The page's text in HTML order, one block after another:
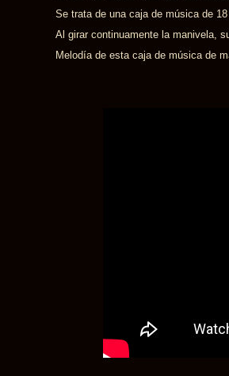
Se trata de una caja de música de
Al girar continuamente la manivela,
Melodía de esta caja de música de